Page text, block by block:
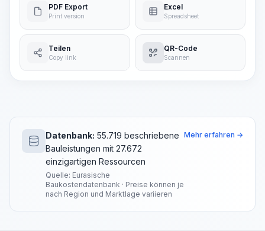
PDF Export
Print version
Excel
Spreadsheet
Teilen
Copy link
QR-Code
Scannen
Datenbank: 55.719 beschriebene
Bauleistungen mit 27.672
einzigartigen Ressourcen
Quelle: Eurasische
Baukostendatenbank · Preise können je
nach Region und Marktlage variieren
Mehr erfahren →